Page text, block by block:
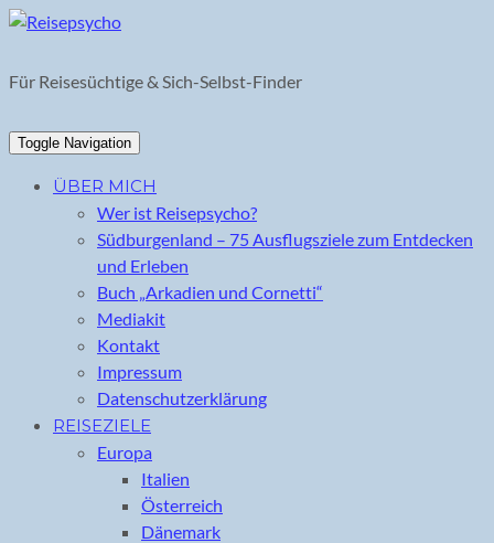
Skip
content
Für Reisesüchtige & Sich-Selbst-Finder
Toggle Navigation
ÜBER MICH
Wer ist Reisepsycho?
Südburgenland – 75 Ausflugsziele zum Entdecken
und Erleben
Buch „Arkadien und Cornetti“
Mediakit
Kontakt
Impressum
Datenschutzerklärung
REISEZIELE
Europa
Italien
Österreich
Dänemark